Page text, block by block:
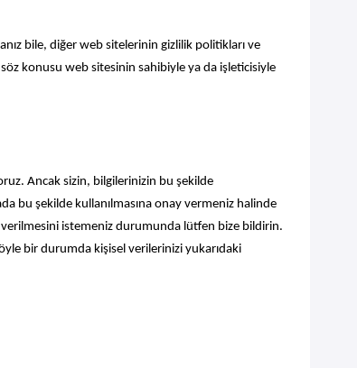
bile, diğer web sitelerinin gizlilik politikları ve
konusu web sitesinin sahibiyle ya da işleticisiyle
Ancak sizin, bilgilerinizin bu şekilde
bu şekilde kullanılmasına onay vermeniz halinde
verilmesini istemeniz durumunda lütfen bize bildirin.
bir durumda kişisel verilerinizi yukarıdaki